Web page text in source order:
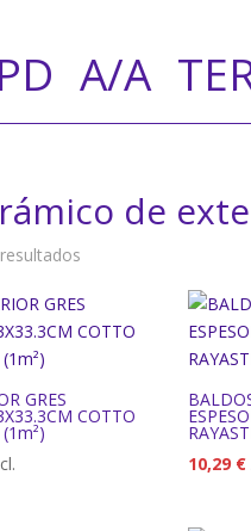
PD A/A
de
precio:
bajo
GRES
COTTO
10,29 €